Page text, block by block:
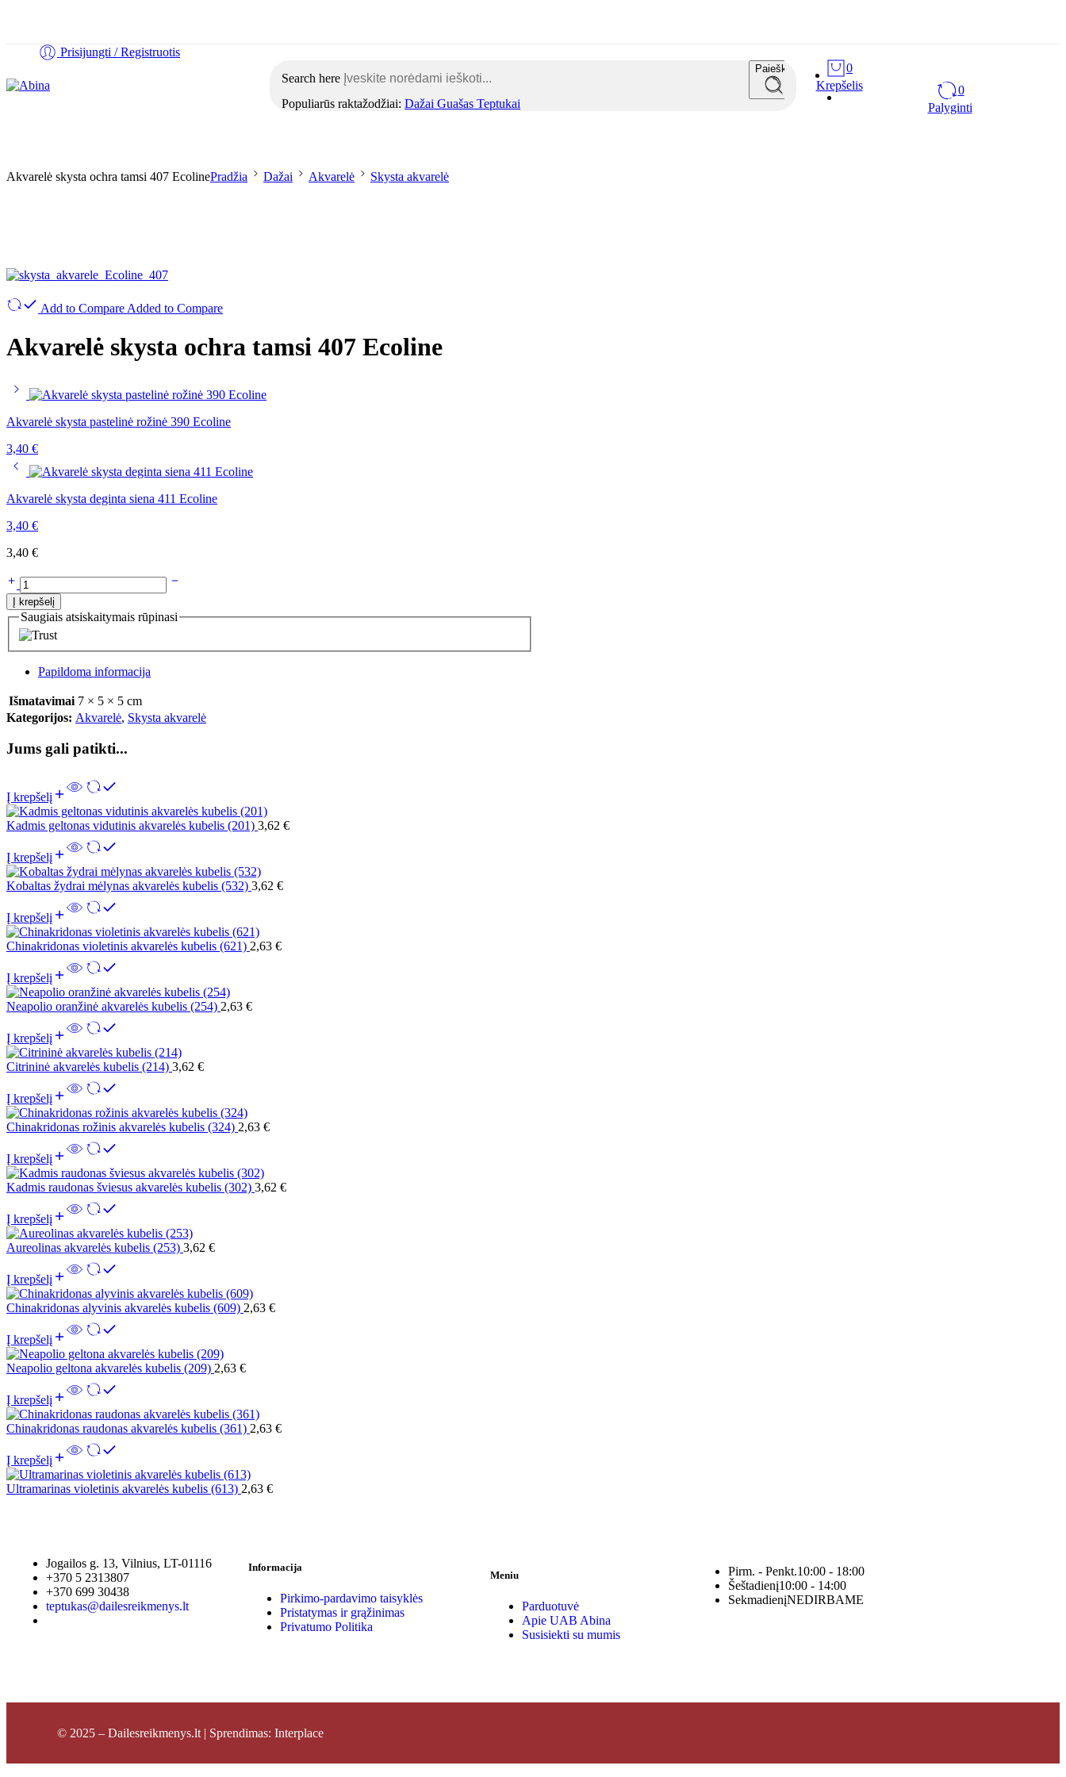
Prisijungti / Registruotis
Search here
Populiarūs raktažodžiai: Dažai Guašas Teptukai
Paieška
0
Krepšelis
0
Palyginti
Akvarelė skysta ochra tamsi 407 EcolinePradžia Dažai Akvarelė Skysta akvarelė
Add to Compare Added to Compare
Akvarelė skysta ochra tamsi 407 Ecoline
Akvarelė skysta pastelinė rožinė 390 Ecoline
3,40 €
Akvarelė skysta deginta siena 411 Ecoline
3,40 €
3,40 €
Į krepšelį
Saugiais atsiskaitymais rūpinasi
Papildoma informacija
Išmatavimai 7 × 5 × 5 cm
Kategorijos: Akvarelė, Skysta akvarelė
Jums gali patikti...
Į krepšelį
Kadmis geltonas vidutinis akvarelės kubelis (201) 3,62 €
Į krepšelį
Kobaltas žydrai mėlynas akvarelės kubelis (532) 3,62 €
Į krepšelį
Chinakridonas violetinis akvarelės kubelis (621) 2,63 €
Į krepšelį
Neapolio oranžinė akvarelės kubelis (254) 2,63 €
Į krepšelį
Citrininė akvarelės kubelis (214) 3,62 €
Į krepšelį
Chinakridonas rožinis akvarelės kubelis (324) 2,63 €
Į krepšelį
Kadmis raudonas šviesus akvarelės kubelis (302) 3,62 €
Į krepšelį
Aureolinas akvarelės kubelis (253) 3,62 €
Į krepšelį
Chinakridonas alyvinis akvarelės kubelis (609) 2,63 €
Į krepšelį
Neapolio geltona akvarelės kubelis (209) 2,63 €
Į krepšelį
Chinakridonas raudonas akvarelės kubelis (361) 2,63 €
Į krepšelį
Ultramarinas violetinis akvarelės kubelis (613) 2,63 €
Jogailos g. 13, Vilnius, LT-01116
+370 5 2313807
+370 699 30438
teptukas@dailesreikmenys.lt
Informacija
Pirkimo-pardavimo taisyklės
Pristatymas ir grąžinimas
Privatumo Politika
Meniu
Parduotuvė
Apie UAB Abina
Susisiekti su mumis
Pirm. - Penkt.10:00 - 18:00
Šeštadienį10:00 - 14:00
SekmadienįNEDIRBAME
© 2025 – Dailesreikmenys.lt | Sprendimas: Interplace